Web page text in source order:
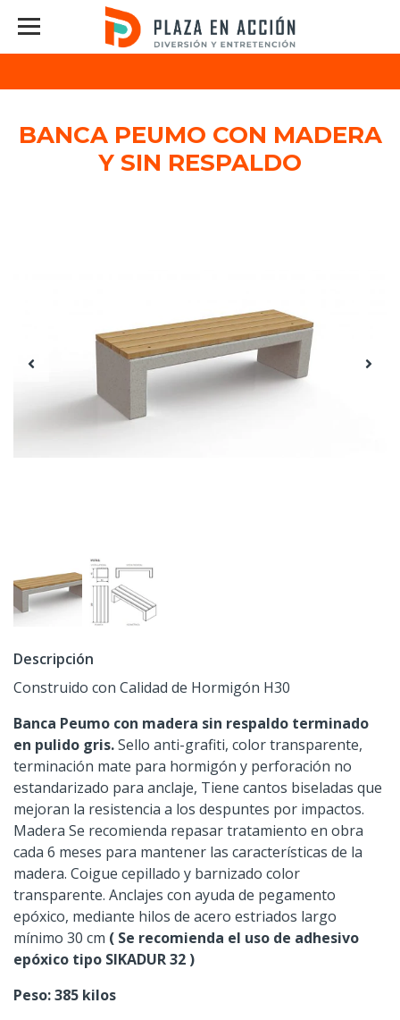
BANCA PEUMO CON MADERA
Y SIN RESPALDO
Descripción
Construido con Calidad de Hormigón H30
Banca Peumo con madera sin respaldo terminado
en pulido gris.Sello anti-grafiti, color transparente,
terminación mate para hormigón y perforación no
estandarizado para anclaje, Tiene cantos biseladas que
mejoran la resistencia a los despuntes por impactos.
Madera Se recomienda repasar tratamiento en obra
cada 6 meses para mantener las características de la
madera. Coigue cepillado y barnizado color
transparente. Anclajes con ayuda de pegamento
epóxico, mediante hilos de acero estriados largo
mínimo 30 cm ( Se recomienda el uso de adhesivo
epóxico tipo SIKADUR 32 )
Peso: 385 kilos